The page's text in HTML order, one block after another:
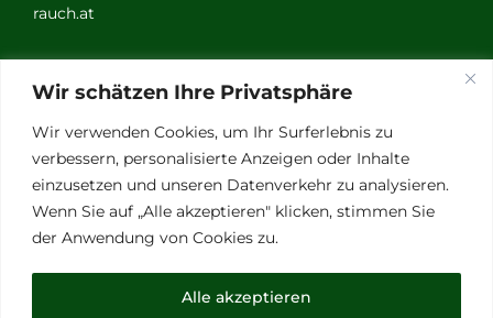
Wir schätzen Ihre Privatsphäre
Wir verwenden Cookies, um Ihr Surferlebnis zu
verbessern, personalisierte Anzeigen oder Inhalte
einzusetzen und unseren Datenverkehr zu analysieren.
Wenn Sie auf „Alle akzeptieren" klicken, stimmen Sie
der Anwendung von Cookies zu.
Alle akzeptieren
rauch.at
Weitere
Links
Vino Vitalis
Ottersbachtal
Partnerbetriebe
Links für Weinkenner
Presse